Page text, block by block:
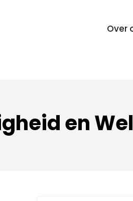
Over
en